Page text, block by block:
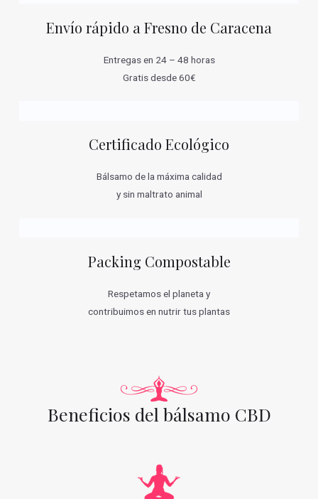
Envío rápido a Fresno de Caracena
Entregas en 24 – 48 horas
Gratis desde 60€
Certificado Ecológico
Bálsamo de la máxima calidad
y sin maltrato animal
Packing Compostable
Respetamos el planeta y
contribuimos en nutrir tus plantas
Beneficios del bálsamo CBD